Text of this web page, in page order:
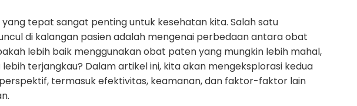
yang tepat sangat penting untuk kesehatan kita. Salah satu
di kalangan pasien adalah mengenai perbedaan antara obat
lebih baik menggunakan obat paten yang mungkin lebih mahal,
terjangkau? Dalam artikel ini, kita akan mengeksplorasi kedua
termasuk efektivitas, keamanan, dan faktor-faktor lain